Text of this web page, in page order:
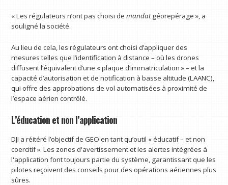
« Les régulateurs n’ont pas choisi demandatgéorepérage », a
souligné la société.
Au lieu de cela, les régulateurs ont choisi d’appliquer des
mesures telles que l’identification à distance – où les drones
diffusent l’équivalent d’une « plaque d’immatriculation » – et la
capacité d’autorisation et de notification à basse altitude (LAANC),
qui offre des approbations de vol automatisées à proximité de
l’espace aérien contrôlé.
L’éducation et non l’application
DJI a réitéré l’objectif de GEO en tant qu’outil « éducatif – et non
coercitif ». Les zones d'avertissement et les alertes intégrées à
l'application font toujours partie du système, garantissant que les
pilotes reçoivent des conseils pour des opérations aériennes plus
sûres.